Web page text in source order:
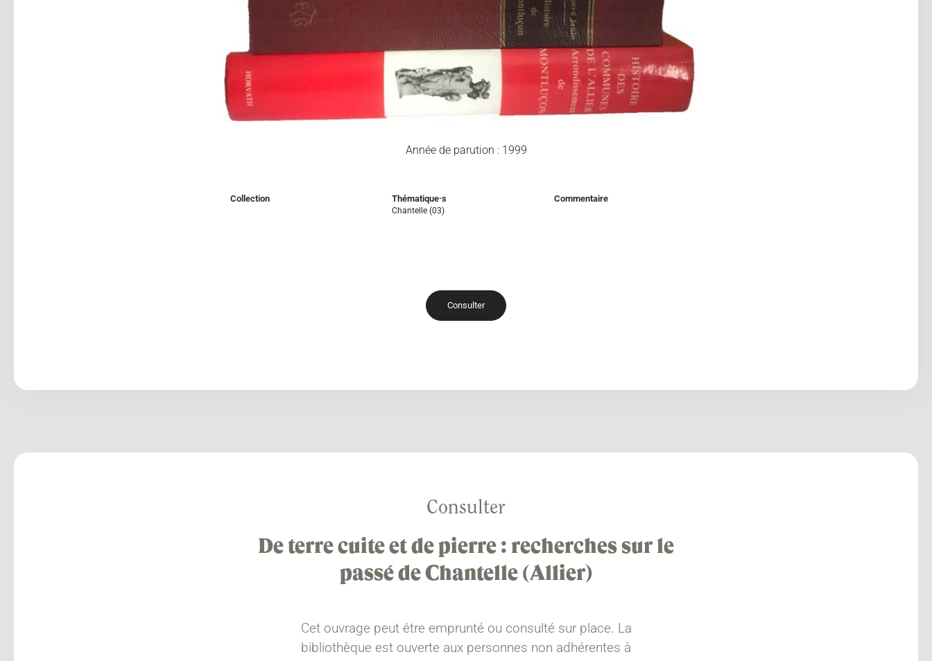
Année de parution : 1999
Collection Thématique·s
Chantelle (03)
Commentaire
Consulter
Consulter
De terre cuite et de pierre : recherches sur le
passé de Chantelle (Allier)
Cet ouvrage peut être emprunté ou consulté sur place. La
bibliothèque est ouverte aux personnes non adhérentes à